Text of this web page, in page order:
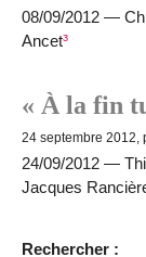
08/09/2012 —
Ancet³
« À la fin
24 septembre 2012,
24/09/2012 —
Jacques
Rechercher :